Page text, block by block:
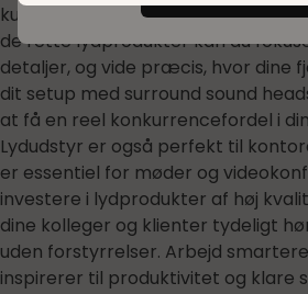
kunne reagere hurtigt og navigere
de rette lydprodukter kan du
detaljer, og vide præcis, hvor dine
dit setup med surround sound
at få en reel konkurrencefordel i
Lydudstyr er også perfekt til
er essentiel for møder og
investere i lydprodukter af høj
dine kolleger og klienter tydeligt
uden forstyrrelser. Arbejd
inspirerer til produktivitet og klare